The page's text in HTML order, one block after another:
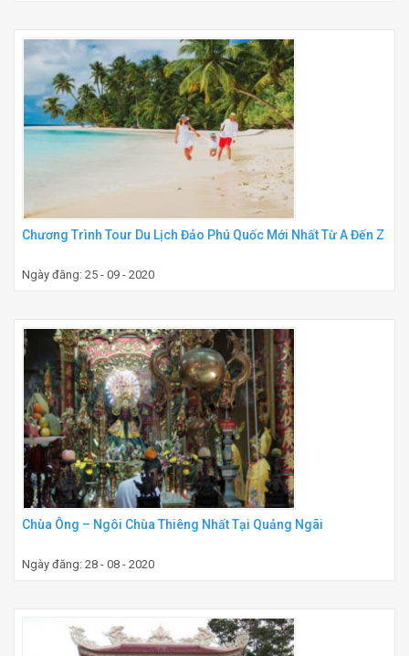
Chương Trình Tour Du Lịch Đảo Phú Quốc Mới Nhất Từ A Đến Z
Ngày đăng: 25 - 09 - 2020
Chùa Ông – Ngôi Chùa Thiêng Nhất Tại Quảng Ngãi
Ngày đăng: 28 - 08 - 2020